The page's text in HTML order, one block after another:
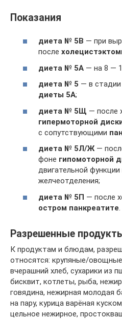
Показания
диета № 5В — при
после
диета № 5А — на 8 —
диета № 5 — в
диеты 5А;
диета № 5Щ — после
гипермоторной
с сопутствующими
диета № 5Л/Ж—
фоне гипомоторной
двигательной
желчеотделения;
диета № 5П — после
остром панкреатите.
Разрешенные
К продуктам и блюдам,
относятся: крупяные/
вчерашний хлеб, сухарики из
бисквит, котлеты, рыба,
говядина, нежирная молодая
на пару, курица варёная
цельное нежирное,